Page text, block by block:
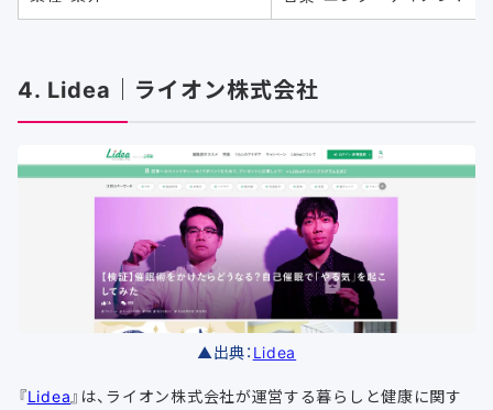
4. Lidea｜ライオン株式会社
▲出典： Lidea
『Lidea 』は、ライオン株式会社が運営する暮らしと健康に関す